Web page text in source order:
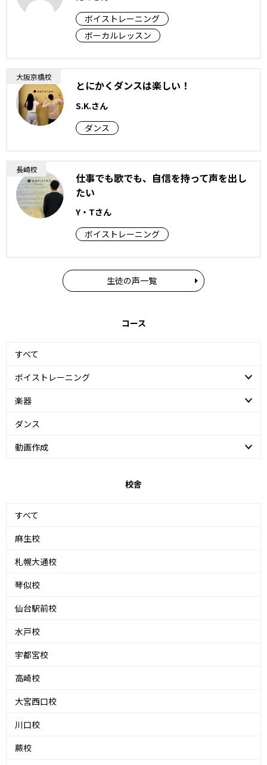
ボイストレーニング
ボーカルレッスン
大阪京橋校
とにかくダンスは楽しい！
S.K.さん
ダンス
長崎校
仕事でも歌でも、自信を持って声を出し
たい
Y・Tさん
ボイストレーニング
生徒の声一覧
コース
すべて
ボイストレーニング
楽器
ダンス
動画作成
校舎
すべて
麻生校
札幌大通校
琴似校
仙台駅前校
水戸校
宇都宮校
高崎校
大宮西口校
川口校
蕨校